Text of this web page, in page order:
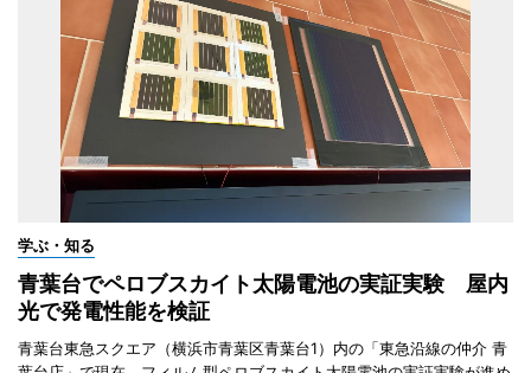
学ぶ・知る
青葉台でペロブスカイト太陽電池の実証実験 屋内
光で発電性能を検証
青葉台東急スクエア（横浜市青葉区青葉台1）内の「東急沿線の仲介 青